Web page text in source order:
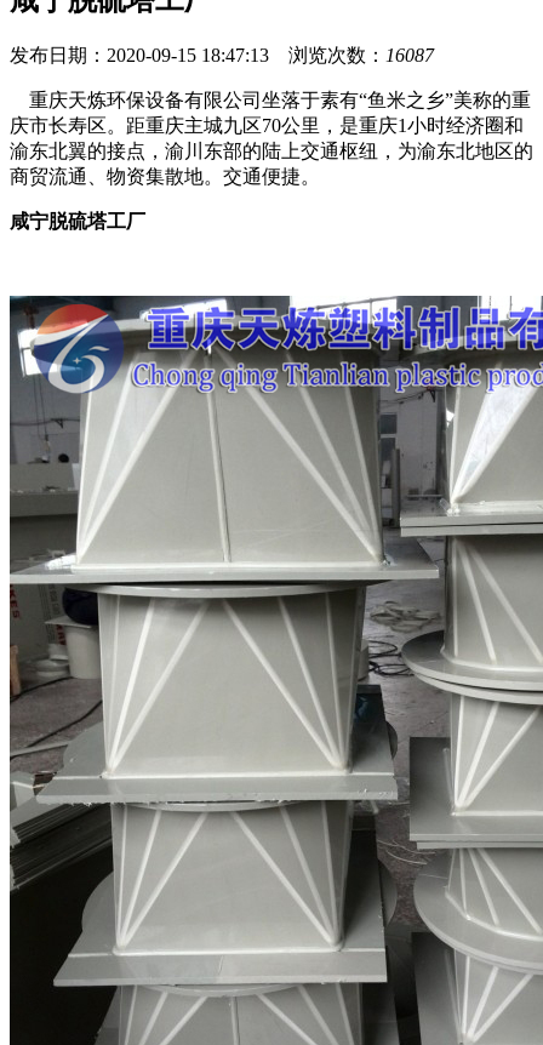
发布日期：2020-09-15 18:47:13 浏览次数： 16087
重庆天炼环保设备有限公司坐落于素有“鱼米之乡”美称的重
庆市长寿区。距重庆主城九区70公里，是重庆1小时经济圈和
渝东北翼的接点，渝川东部的陆上交通枢纽，为渝东北地区的
商贸流通、物资集散地。交通便捷。
咸宁脱硫塔工厂